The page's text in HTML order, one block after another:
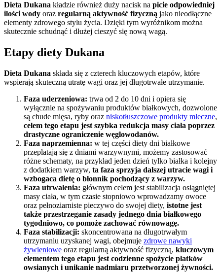
Dieta Dukana kładzie również duży nacisk na picie odpowiedniej
ilości wody oraz regularną aktywność fizyczną jako nieodłączne
elementy zdrowego stylu życia. Dzięki tym wyróżnikom można
skutecznie schudnąć i dłużej cieszyć się nową wagą.
Etapy diety Dukana
Dieta Dukana składa się z czterech kluczowych etapów, które
wspierają skuteczną utratę wagi oraz jej długotrwałe utrzymanie.
Faza uderzeniowa: trwa od 2 do 10 dni i opiera się
wyłącznie na spożywaniu produktów białkowych, dozwolone
są chude mięsa, ryby oraz niskotłuszczowe produkty mleczne,
celem tego etapu jest szybka redukcja masy ciała poprzez
drastyczne ograniczenie węglowodanów.
Faza naprzemienna: w tej części diety dni białkowe
przeplatają się z dniami warzywnymi, możemy zastosować
różne schematy, na przykład jeden dzień tylko białka i kolejny
z dodatkiem warzyw, ta faza sprzyja dalszej utracie wagi i
wzbogaca dietę o błonnik pochodzący z warzyw.
Faza utrwalenia: głównym celem jest stabilizacja osiągniętej
masy ciała, w tym czasie stopniowo wprowadzamy owoce
oraz pełnoziarniste pieczywo do swojej diety, istotne jest
także przestrzeganie zasady jednego dnia białkowego
tygodniowo, co pomoże zachować równowagę.
Faza stabilizacji: skoncentrowana na długotrwałym
utrzymaniu uzyskanej wagi, obejmuje zdrowe nawyki
żywieniowe oraz regularną aktywność fizyczną, kluczowym
elementem tego etapu jest codzienne spożycie płatków
owsianych i unikanie nadmiaru przetworzonej żywności.